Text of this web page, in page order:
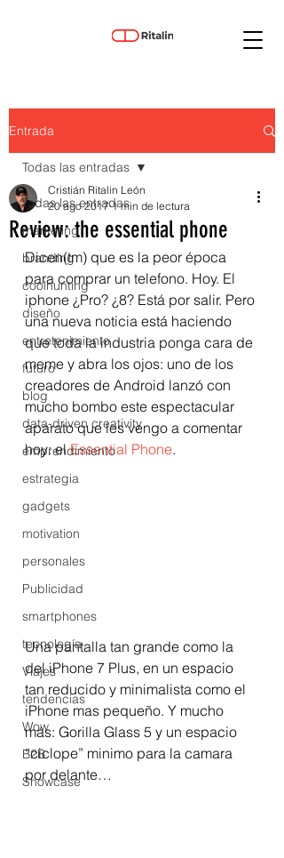
Entrada
Todas las entradas
marketing
branding
coolhunting
diseño
entretenimiento
futuro
blog
data-driven creativity
emprendimiento
estrategia
gadgets
motivation
personales
Publicidad
smartphones
tecnología
Viajes
tendencias
Wow
B2B
Showcase
Todas las entradas
Review: the essential phone
Cristián Ritalin León
20 ago 2017 1 min de lectura
Dicen(tm) que es la peor época
para comprar un telefono. Hoy. El
iphone ¿Pro? ¿8? Está por salir. Pero
una nueva noticia está haciendo
que toda la industria ponga cara de
meme y abra los ojos: uno de los
creadores de Android lanzó con
mucho bombo este espectacular
aparato que les vengo a comentar
hoy: el Essential Phone.
Una pantalla tan grande como la
del iPhone 7 Plus, en un espacio
tan reducido y minimalista como el
iPhone mas pequeño. Y mucho
más: Gorilla Glass 5 y un espacio
“ciclope” minimo para la camara
por delante…